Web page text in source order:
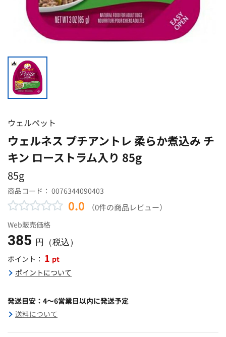
ウェルペット
ウェルネス プチアントレ 柔らか煮込み チ
キン ローストラム入り 85g
85g
商品コード： 0076344090403
0.0 （0件の商品レビュー）
Web販売価格
385 円（税込）
ポイント： 1 pt
ポイントについて
発送目安：4～6営業日以内に発送予定
送料について